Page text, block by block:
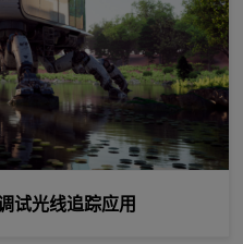
试光线追踪应用